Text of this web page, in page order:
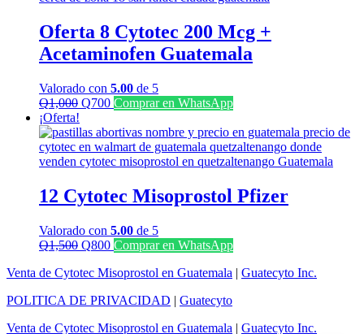
Oferta 8 Cytotec 200 Mcg +
Acetaminofen Guatemala
Valorado con 5.00 de 5
Q1,000 El
original
era:
Q1,000.
Q700El
actual
es:
Q700.
Comprar en WhatsApp
¡Oferta!
12 Cytotec Misoprostol Pfizer
Valorado con 5.00 de 5
Q1,500 El
original
Q1,500.
Q800El
actual
Q800.
Comprar en WhatsApp
Venta de Cytotec Misoprostol en Guatemala | Guatecyto Inc.
POLITICA DE PRIVACIDAD | Guatecyto
Venta de Cytotec Misoprostol en Guatemala | Guatecyto Inc.